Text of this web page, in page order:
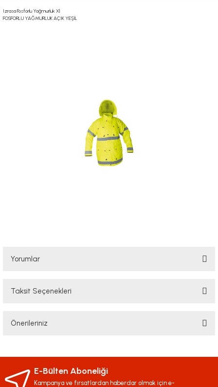
Izrasa Fosforlu Yağmurluk Xl
FOSFORLU YAĞMURLUK AÇIK YEŞİL
Yorumlar
Taksit Seçenekleri
Önerileriniz
iletebilirsiniz.
Görüş ve önerileriniz için teşekkür ederiz.
E-Bülten Aboneliği
Kampanya ve fırsatlardan haberdar olmak için e-